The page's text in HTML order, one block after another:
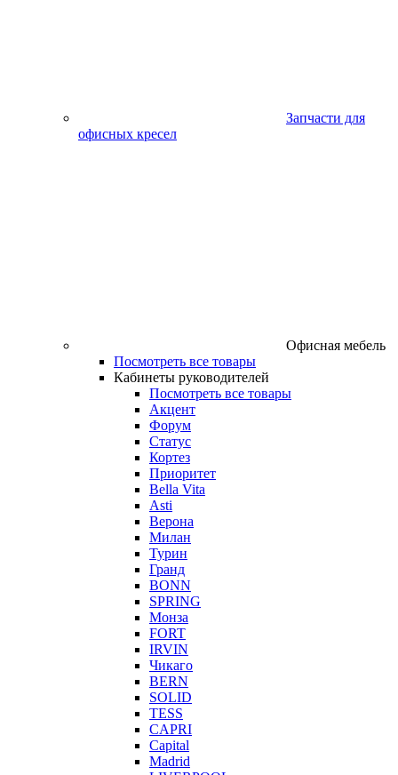
Запчасти для
офисных кресел
Офисная мебель
Посмотреть все товары
Кабинеты руководителей
Посмотреть все товары
Акцент
Форум
Статус
Кортез
Приоритет
Bella Vita
Asti
Верона
Милан
Турин
Гранд
BONN
SPRING
Монза
FORT
IRVIN
Чикаго
BERN
SOLID
TESS
CAPRI
Capital
Madrid